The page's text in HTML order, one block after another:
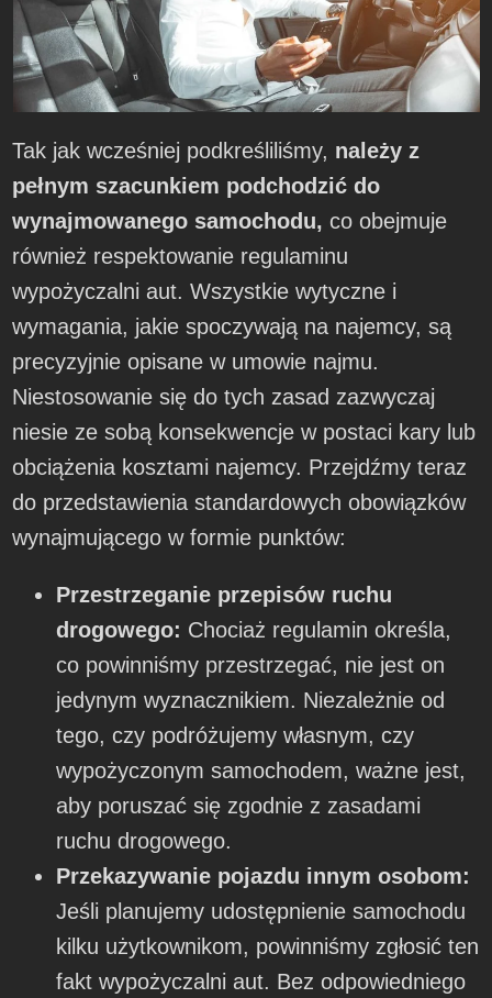
Tak jak wcześniej podkreśliliśmy, należy z
pełnym szacunkiem podchodzić do
wynajmowanego samochodu, co obejmuje
również respektowanie regulaminu
wypożyczalni aut. Wszystkie wytyczne i
wymagania, jakie spoczywają na najemcy, są
precyzyjnie opisane w umowie najmu.
Niestosowanie się do tych zasad zazwyczaj
niesie ze sobą konsekwencje w postaci kary lub
obciążenia kosztami najemcy. Przejdźmy teraz
do przedstawienia standardowych obowiązków
wynajmującego w formie punktów:
Przestrzeganie przepisów ruchu
drogowego: Chociaż regulamin określa,
co powinniśmy przestrzegać, nie jest on
jedynym wyznacznikiem. Niezależnie od
tego, czy podróżujemy własnym, czy
wypożyczonym samochodem, ważne jest,
aby poruszać się zgodnie z zasadami
ruchu drogowego.
Przekazywanie pojazdu innym osobom:
Jeśli planujemy udostępnienie samochodu
kilku użytkownikom, powinniśmy zgłosić ten
fakt wypożyczalni aut. Bez odpowiedniego